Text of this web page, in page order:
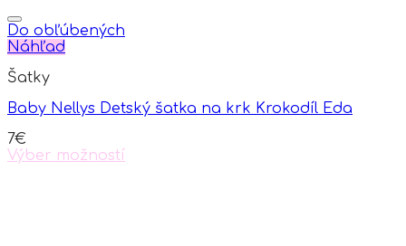
product
has
multiple
The
may
chosen
on
Do obľúbených
Náhľad
Šatky
Baby Nellys Detský šatka na krk Krokodíl Eda
7€
Výber možností